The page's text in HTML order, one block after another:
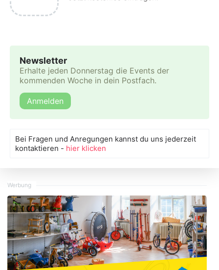
Newsletter
Erhalte jeden Donnerstag die Events der
kommenden Woche in dein Postfach.
Anmelden
Bei Fragen und Anregungen kannst du uns jederzeit
kontaktieren - hier klicken
Werbung